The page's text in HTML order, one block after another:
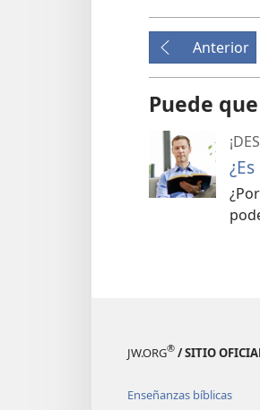
Anterior
Puede
JW.ORG® / SITIO
Enseñanzas bíblicas